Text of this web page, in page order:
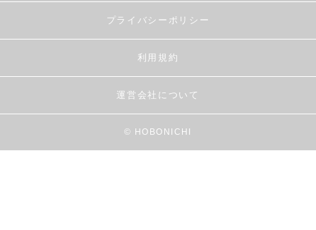
プライバシーポリシー
利用規約
運営会社について
© HOBONICHI